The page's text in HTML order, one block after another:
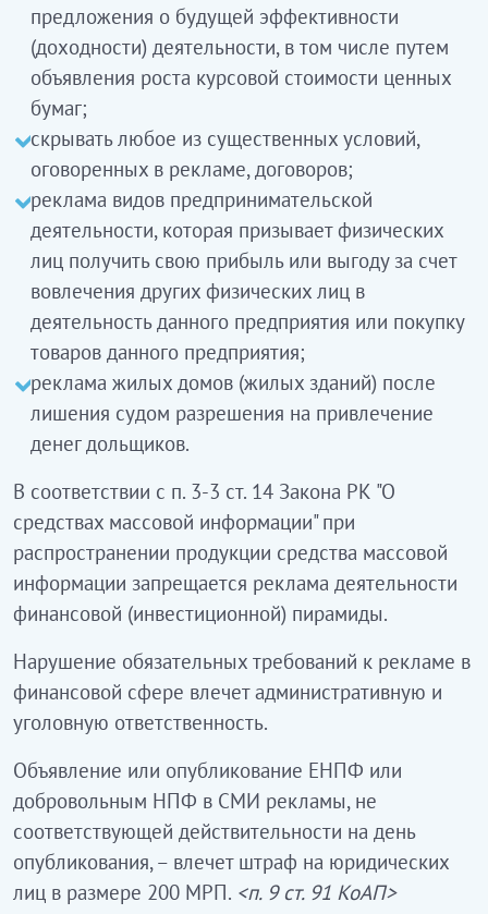
предложения о будущей эффективности
(доходности) деятельности, в том числе путем
объявления роста курсовой стоимости ценных
бумаг;
скрывать любое из существенных условий,
оговоренных в рекламе, договоров;
реклама видов предпринимательской
деятельности, которая призывает физических
лиц получить свою прибыль или выгоду за счет
вовлечения других физических лиц в
деятельность данного предприятия или покупку
товаров данного предприятия;
реклама жилых домов (жилых зданий) после
лишения судом разрешения на привлечение
денег дольщиков.
В соответствии с п. 3-3 ст. 14 Закона РК "О
средствах массовой информации" при
распространении продукции средства массовой
информации запрещается реклама деятельности
финансовой (инвестиционной) пирамиды.
Нарушение обязательных требований к рекламе в
финансовой сфере влечет административную и
уголовную ответственность.
Объявление или опубликование ЕНПФ или
добровольным НПФ в СМИ рекламы, не
соответствующей действительности на день
опубликования, – влечет штраф на юридических
лиц в размере 200 МРП. <п. 9 ст. 91 КоАП>